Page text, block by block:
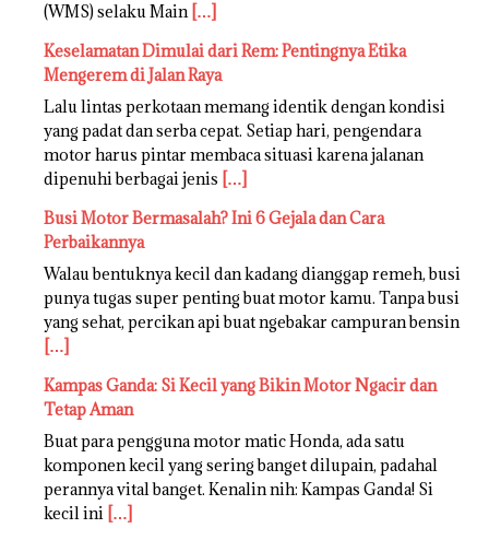
(WMS) selaku Main […]
Keselamatan Dimulai dari Rem: Pentingnya Etika
Mengerem di Jalan Raya
Lalu lintas perkotaan memang identik dengan kondisi
yang padat dan serba cepat. Setiap hari, pengendara
motor harus pintar membaca situasi karena jalanan
dipenuhi berbagai jenis […]
Busi Motor Bermasalah? Ini 6 Gejala dan Cara
Perbaikannya
Walau bentuknya kecil dan kadang dianggap remeh, busi
punya tugas super penting buat motor kamu. Tanpa busi
yang sehat, percikan api buat ngebakar campuran bensin
[…]
Kampas Ganda: Si Kecil yang Bikin Motor Ngacir dan
Tetap Aman
Buat para pengguna motor matic Honda, ada satu
komponen kecil yang sering banget dilupain, padahal
perannya vital banget. Kenalin nih: Kampas Ganda! Si
kecil ini […]